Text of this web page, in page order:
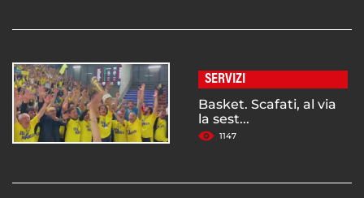
SERVIZI
Basket. Scafati, al via
la sest...
1147